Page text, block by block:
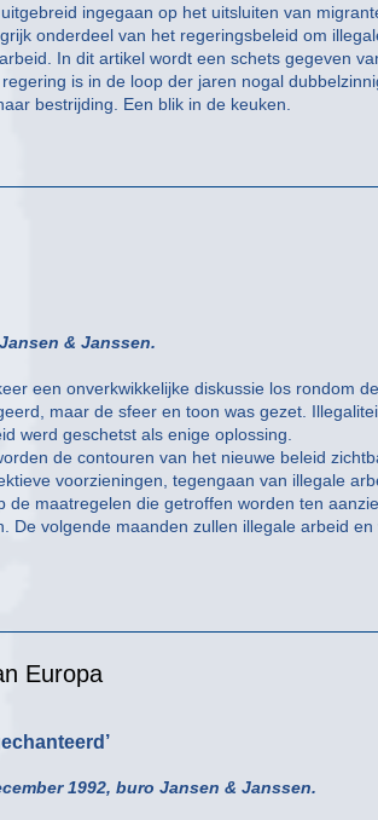
ingegaan op het uitsluiten van
onderdeel van het regeringsbeleid om
In dit artikel wordt een schets gegeven
is in de loop der jaren nogal
bestrijding. Een blik in de keuken.
& Janssen.
een onverkwikkelijke diskussie los rondom
maar de sfeer en toon was gezet.
werd geschetst als enige oplossing.
de contouren van het nieuwe beleid
voorzieningen, tegengaan van illegale
de maatregelen die getroffen worden ten
De volgende maanden zullen illegale arbeid
Europa
1992, buro Jansen & Janssen.